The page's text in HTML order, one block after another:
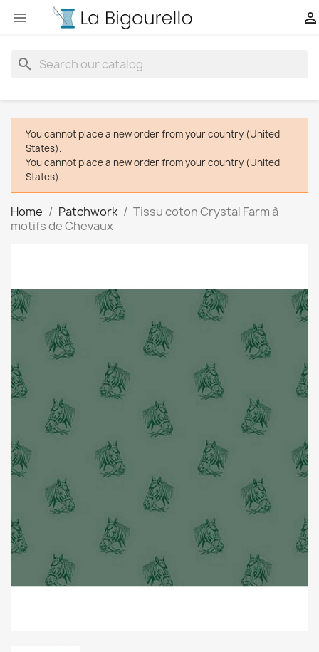
 
search
You cannot place a new order from your country (United
States).
You cannot place a new order from your country (United
States).
Home Patchwork
Tissu coton Crystal Farm à
motifs de Chevaux